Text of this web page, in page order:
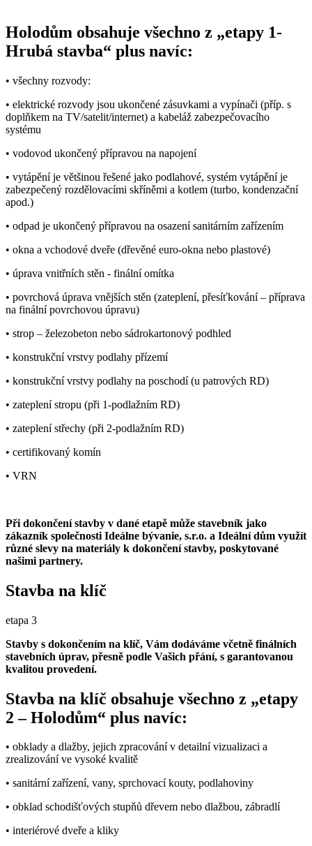
Holodům obsahuje všechno z „etapy 1-
Hrubá stavba“ plus navíc:
• všechny rozvody:
• elektrické rozvody jsou ukončené zásuvkami a vypínači (příp. s
doplňkem na TV/satelit/internet) a kabeláž zabezpečovacího
systému
• vodovod ukončený přípravou na napojení
• vytápění je většinou řešené jako podlahové, systém vytápění je
zabezpečený rozdělovacími skříněmi a kotlem (turbo, kondenzační
apod.)
• odpad je ukončený přípravou na osazení sanitárním zařízením
• okna a vchodové dveře (dřevěné euro-okna nebo plastové)
• úprava vnitřních stěn - finální omítka
• povrchová úprava vnějších stěn (zateplení, přesíťkování – příprava
na finální povrchovou úpravu)
• strop – železobeton nebo sádrokartonový podhled
• konstrukční vrstvy podlahy přízemí
• konstrukční vrstvy podlahy na poschodí (u patrových RD)
• zateplení stropu (při 1-podlažním RD)
• zateplení střechy (při 2-podlažním RD)
• certifikovaný komín
• VRN
Při dokončení stavby v dané etapě může stavebník jako
zákazník společnosti Ideálne bývanie, s.r.o. a Ideální dům využít
různé slevy na materiály k dokončení stavby, poskytované
našimi partnery.
Stavba na klíč
etapa 3
Stavby s dokončením na klíč, Vám dodáváme včetně finálních
stavebních úprav, přesně podle Vašich přání, s garantovanou
kvalitou provedení.
Stavba na klíč obsahuje všechno z „etapy
2 – Holodům“ plus navíc:
• obklady a dlažby, jejich zpracování v detailní vizualizaci a
zrealizování ve vysoké kvalitě
• sanitární zařízení, vany, sprchovací kouty, podlahoviny
• obklad schodišťových stupňů dřevem nebo dlažbou, zábradlí
• interiérové dveře a kliky